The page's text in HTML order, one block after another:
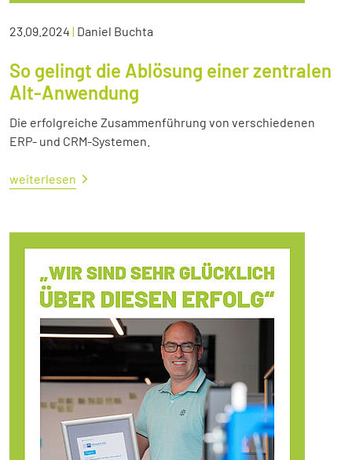
23.09.2024 | Daniel Buchta
So gelingt die Ablösung einer zentralen
Alt-Anwendung
Die erfolgreiche Zusammenführung von verschiedenen
ERP- und CRM-Systemen.
weiterlesen